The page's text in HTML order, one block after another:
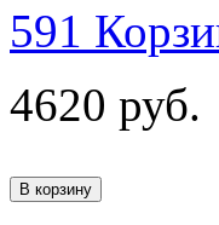
591
4620 руб.